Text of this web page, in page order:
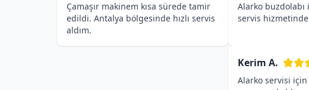
Çamaşır makinem kısa sürede tamir
edildi. Antalya bölgesinde hızlı servis
aldım.
Alarko buzdolabı
servis
Kerim A.
Alarko servisi için